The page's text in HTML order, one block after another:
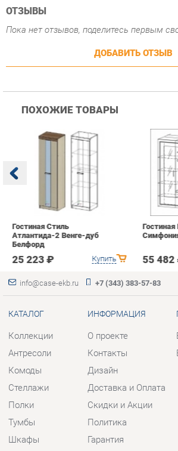
ПОХОЖИЕ ТОВАРЫ
Атлантида-2 Венге-дуб
Белфорд
25 223 ₽
Гостиная
Симфония
55 482 ₽
info@case-ekb.ru +7 (343) 383-57-83
КАТАЛОГ
Коллекции
Комоды
Тумбы
Шкафы
Комплектующие
ИНФОРМАЦИЯ
О проекте
Дизайн
Скидки и Акции
Политика
Гарантия
Помощь
КОНТАКТЫ
Шоурум и склад самовывоза
Адрес: г. Березовский, ул.